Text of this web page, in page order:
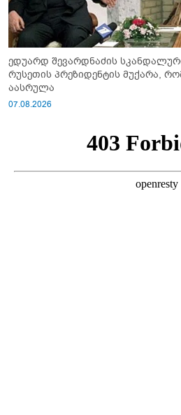
ედუარდ შევარდნაძის
რუსეთის პრეზიდენტის მუქარა,
აასრულა
07.08.2026